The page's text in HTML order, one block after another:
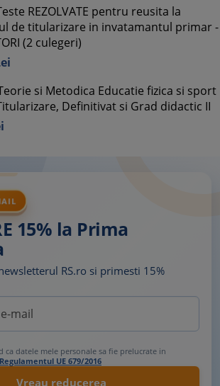
REZOLVATE pentru reusita la
de titularizare in invatamantul primar -
(2 culegeri)
si Metodica Educatie fizica si sport
Definitivat si Grad didactic II
15% la Prima
RS.ro si primesti 15%
ca datele mele personale sa fie prelucrate in
Regulamentul UE 679/2016